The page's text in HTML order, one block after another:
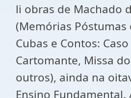
li obras de Machado
(Memórias Póstumas
Cubas e Contos:
Cartomante, Missa
outros), ainda na
Ensino Fundamental.